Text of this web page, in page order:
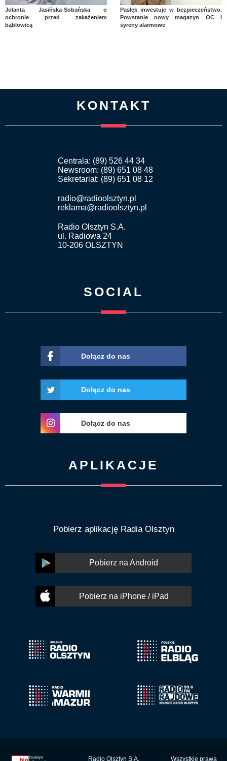
Jolanta Jasińska-Sobańska o
ochronie przed zakażeniem
bąblowicą
Pasłęk inwestuje w bezpieczeństwo.
Powstanie nowy magazyn OC i
syreny alarmowe
KONTAKT
Centrala: (89) 526 44 34
Newsroom: (89) 651 08 48
Sekretariat: (89) 651 08 12
radio@radioolsztyn.pl
reklama@radioolsztyn.pl
Radio Olsztyn S.A.
ul. Radiowa 24
10-206 OLSZTYN
SOCIAL
Dołącz do nas
Dołącz do nas
Dołącz do nas
APLIKACJE
Pobierz aplikację Radia Olsztyn
Pobierz na Android
Pobierz na iPhone / iPad
Radio Olsztyn S.A. Wszystkie prawa